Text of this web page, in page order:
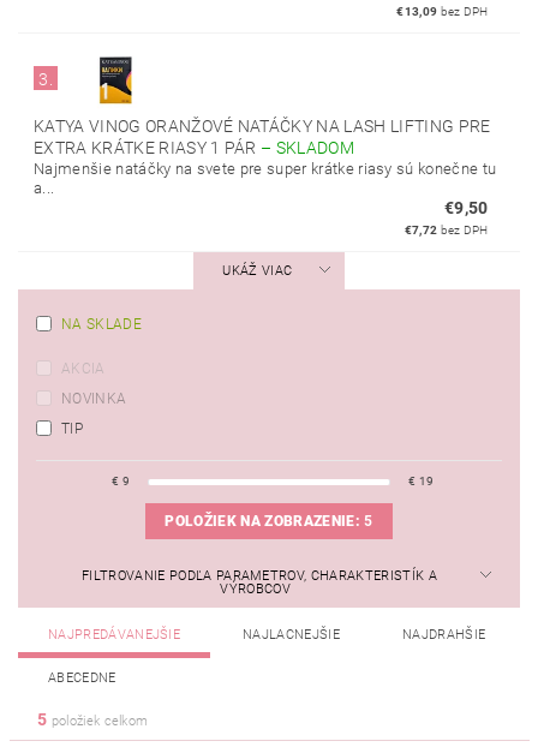
€13,09 bez DPH
3.
KATYA VINOG ORANŽOVÉ NATÁČKY NA LASH LIFTING PRE
EXTRA KRÁTKE RIASY 1 PÁR – SKLADOM
Najmenšie natáčky na svete pre super krátke riasy sú konečne tu
a...
€9,50
€7,72 bez DPH
UKÁŽ VIAC
NA SKLADE
AKCIA
NOVINKA
TIP
€ 9 € 19
POLOŽIEK NA ZOBRAZENIE:5
FILTROVANIE PODĽA PARAMETROV, CHARAKTERISTÍK A
VÝROBCOV
NAJPREDÁVANEJŠIE NAJLACNEJŠIE NAJDRAHŠIE
ABECEDNE
5 položiek celkom